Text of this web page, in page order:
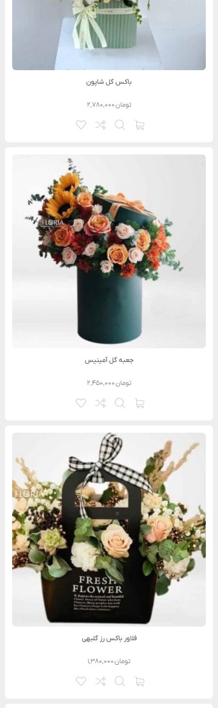
باکس گل شاپون
۲,۷۸۰,۰۰۰تومان
جعبه گل آمینیس
۲,۴۵۰,۰۰۰تومان
فلاور باکس رز گلبهی
۱,۳۸۰,۰۰۰تومان